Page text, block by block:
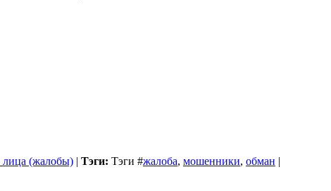
лица (жалобы) | Тэги: Тэги #жалоба, мошенники, обман |